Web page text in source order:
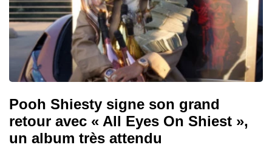
Pooh Shiesty signe son grand
retour avec « All Eyes On Shiest »,
un album très attendu